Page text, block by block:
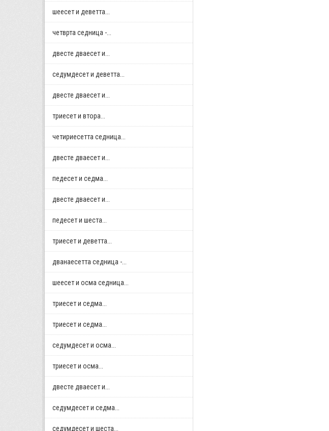
шеесет и деветта...
четврта седница -...
двестe дваесет и...
седумдесет и деветта...
двестe дваесет и...
триесет и втора...
четириесетта седница...
двестe дваесет и...
педесет и седма...
двестe дваесет и...
педесет и шеста...
триесет и деветта...
дванаесетта седница -...
шеесет и осма седница...
триесет и седма...
триесет и седма...
седумдесет и осма...
триесет и осма...
двестe дваесет и...
седумдесет и седма...
седумдесет и шеста...